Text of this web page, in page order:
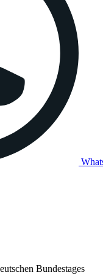
Bundestages